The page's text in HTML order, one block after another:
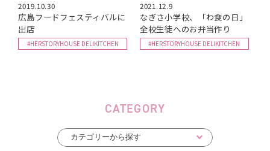
2019.10.30
広島フードフェスティバルに
出店
#HERSTORYHOUSE DELIKITCHEN
2021.12.9
なぎさ小学校、「わ食の日」
全校生徒へのお弁当作り
#HERSTORYHOUSE DELIKITCHEN
CATEGORY